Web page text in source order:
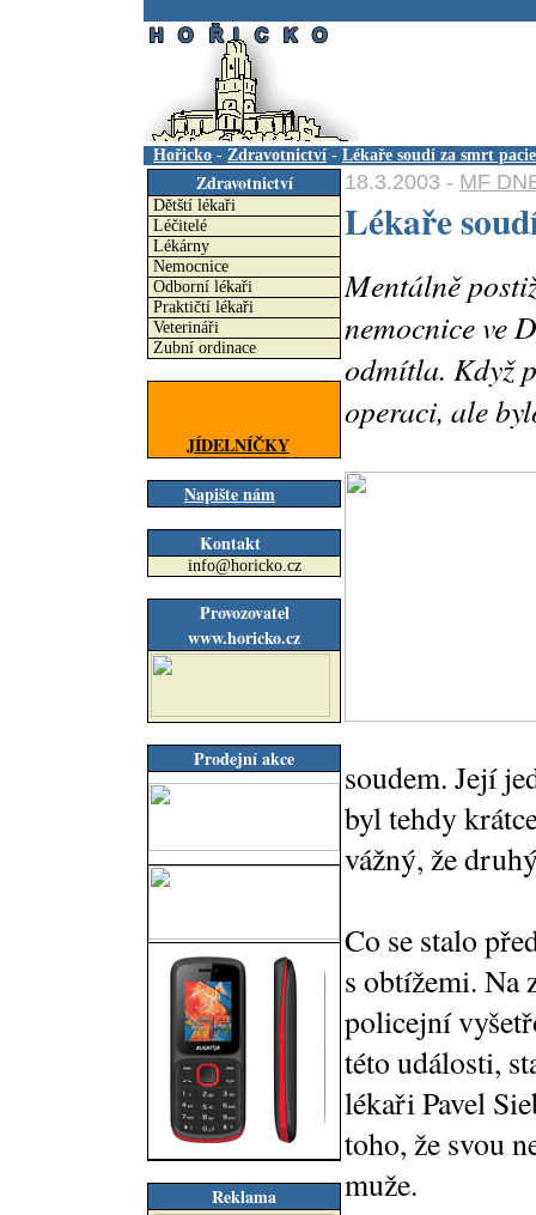
Hořicko - Zdravotnictví - Lékaře soudí za smrt
Zdravotnictví
Dětští lékaři
Léčitelé
Lékárny
Nemocnice
Odborní lékaři
Praktičtí lékaři
Veterináři
Zubní ordinace
JÍDELNÍČKY
Napište nám
Kontakt
info@horicko.cz
Provozovatel
www.horicko.cz
Prodejní akce
Reklama
18.3.2003 - MF
Lékaře
Mentálně
nemocnice ve
odmítla. Když
operaci, ale
soudem. Její
byl tehdy
vážný, že
Co se stalo
s obtížemi. Na
policejní
této události,
lékaři Pavel
toho, že svou
muže.